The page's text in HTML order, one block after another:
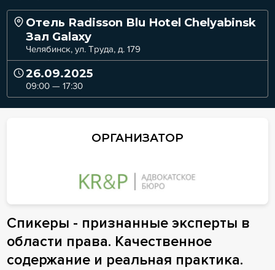
Отель Radisson Blu Hotel Chelyabinsk
Зал Galaxy
Челябинск, ул. Труда, д. 179
26.09.2025
09:00 — 17:30
ОРГАНИЗАТОР
Спикеры - признанные эксперты в
области права. Качественное
содержание и реальная практика.